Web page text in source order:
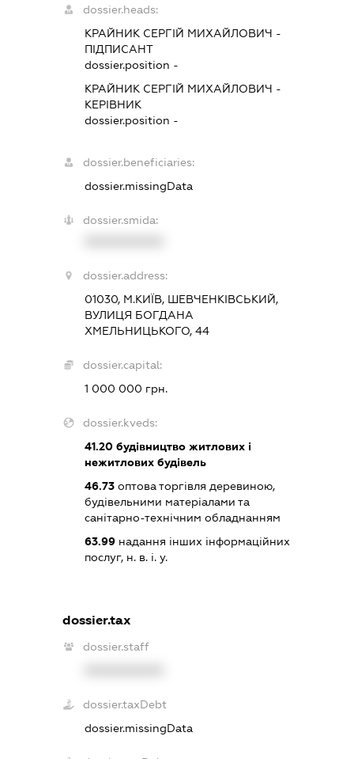
dossier.heads:
КРАЙНИК СЕРГІЙ МИХАЙЛОВИЧ -
ПІДПИСАНТ
dossier.position -
КРАЙНИК СЕРГІЙ МИХАЙЛОВИЧ -
КЕРІВНИК
dossier.position -
dossier.beneficiaries:
dossier.missingData
dossier.smida:
dossier.address:
01030, М.КИЇВ, ШЕВЧЕНКІВСЬКИЙ,
ВУЛИЦЯ БОГДАНА
ХМЕЛЬНИЦЬКОГО, 44
dossier.capital:
1 000 000 грн.
dossier.kveds:
41.20будівництво житлових і
нежитлових будівель
46.73оптова торгівля деревиною,
будівельними матеріалами та
санітарно-технічним обладнанням
63.99надання інших інформаційних
послуг, н. в. і. у.
dossier.tax
dossier.staff
dossier.taxDebt
dossier.missingData